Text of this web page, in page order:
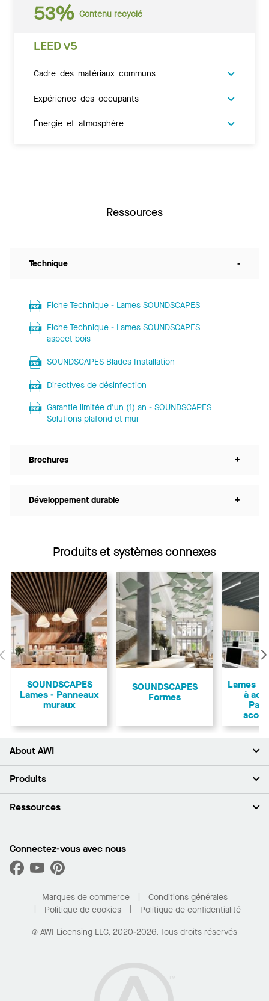
53% Contenu recyclé
LEED v5
Cadre des matériaux communs
Expérience des occupants
Énergie et atmosphère
Ressources
Technique -
Fiche Technique - Lames SOUNDSCAPES
Fiche Technique - Lames SOUNDSCAPES
aspect bois
SOUNDSCAPES Blades Installation
Directives de désinfection
Garantie limitée d'un (1) an - SOUNDSCAPES
Solutions plafond et mur
Brochures +
Développement durable +
Produits et systèmes connexes
Précédent
SOUNDSCAPES
Lames - Panneaux
muraux
SOUNDSCAPES
Formes
Lames
à
About AWI
À propos de nous
Espace presse
Quelles sont mes options d’achat?
Produits
Plafonds
Capacités sur mesure
Performance
Ressources
Trouver un distributeur
Trouver un distributeur
Pour la maison
Connectez-vous avec nous
Marques de commerce
Conditions générales
Politique de cookies
Politique de confidentialité
© AWI Licensing LLC, 2020-2026. Tous droits réservés